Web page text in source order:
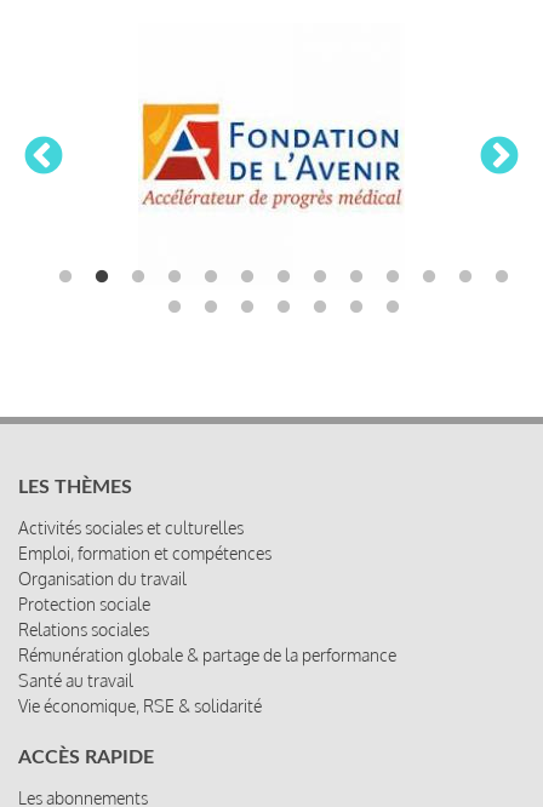
LES THÈMES
Activités sociales et culturelles
Emploi, formation et compétences
Organisation du travail
Protection sociale
Relations sociales
Rémunération globale & partage de la performance
Santé au travail
Vie économique, RSE & solidarité
ACCÈS RAPIDE
Les abonnements